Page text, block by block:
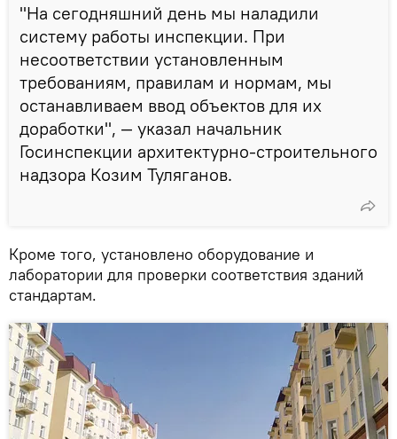
"На сегодняшний день мы наладили
систему работы инспекции. При
несоответствии установленным
требованиям, правилам и нормам, мы
останавливаем ввод объектов для их
доработки", — указал начальник
Госинспекции архитектурно-строительного
надзора Козим Туляганов.
Кроме того, установлено оборудование и
лаборатории для проверки соответствия зданий
стандартам.